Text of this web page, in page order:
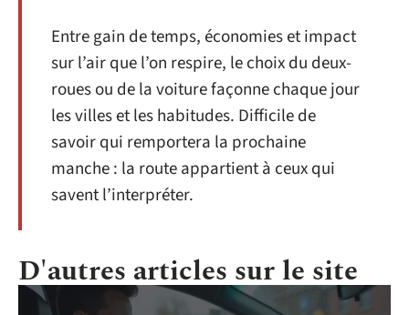
Entre gain de temps, économies et impact
sur l’air que l’on respire, le choix du deux-
roues ou de la voiture façonne chaque jour
les villes et les habitudes. Difficile de
savoir qui remportera la prochaine
manche : la route appartient à ceux qui
savent l’interpréter.
D'autres articles sur le site